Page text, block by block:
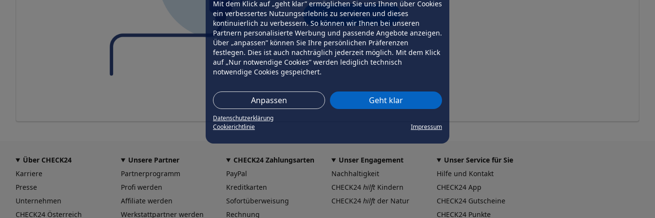
Mit dem Klick auf „geht klar” ermöglichen Sie uns Ihnen über Cookies
ein verbessertes Nutzungserlebnis zu servieren und dieses
kontinuierlich zu verbessern. So können wir Ihnen bei unseren
Partnern personalisierte Werbung und passende Angebote anzeigen.
Über „anpassen” können Sie Ihre persönlichen Präferenzen
festlegen. Dies ist auch nachträglich jederzeit möglich. Mit dem Klick
auf „Nur notwendige Cookies” werden lediglich technisch
notwendige Cookies gespeichert.
Anpassen Geht klar
Datenschutzerklärung
Cookierichtlinie
Impressum
erneut versuchen
Über CHECK24
Karriere
Presse
Unternehmen
CHECK24 Österreich
Unsere Partner
Partnerprogramm
Profi werden
Affiliate werden
Werkstattpartner werden
CHECK24 Zahlungsarten
PayPal
Kreditkarten
Sofortüberweisung
Rechnung
Unser Engagement
Nachhaltigkeit
CHECK24 hilft Kindern
CHECK24 hilft der Natur
Unser Service für Sie
Hilfe und Kontakt
CHECK24 App
CHECK24 Gutscheine
CHECK24 Punkte